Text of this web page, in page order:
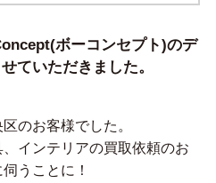
ボーコンセプト)のデ
ていただきました。
のお客様でした。
インテリアの買取依頼のお
うことに！